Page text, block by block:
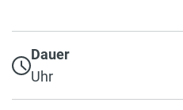
Dauer
Uhr